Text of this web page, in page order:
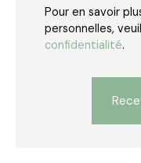
Pour en savoir
personnelles,
confidentialité.